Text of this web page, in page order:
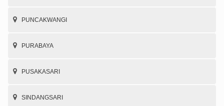
PUNCAKWANGI
PURABAYA
PUSAKASARI
SINDANGSARI